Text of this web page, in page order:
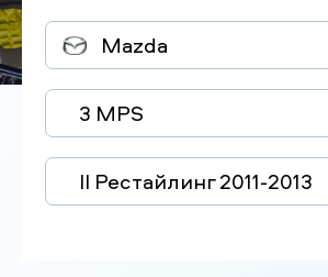
Mazda
3 MPS
II Рестайлинг 2011-2013